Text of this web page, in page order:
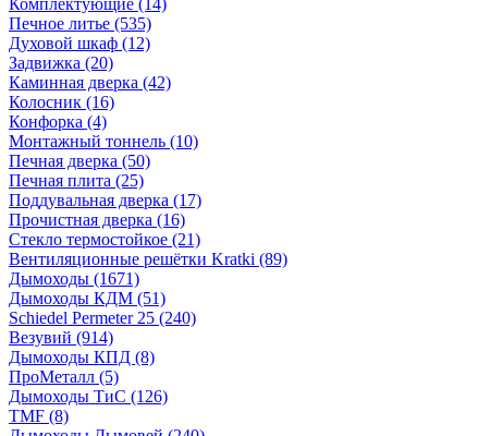
Комплектующие (14)
Печное литье (535)
Духовой шкаф (12)
Задвижка (20)
Каминная дверка (42)
Колосник (16)
Конфорка (4)
Монтажный тоннель (10)
Печная дверка (50)
Печная плита (25)
Поддувальная дверка (17)
Прочистная дверка (16)
Стекло термостойкое (21)
Вентиляционные решётки Kratki (89)
Дымоходы (1671)
Дымоходы КДМ (51)
Schiedel Permeter 25 (240)
Везувий (914)
Дымоходы КПД (8)
ПроМеталл (5)
Дымоходы ТиС (126)
TMF (8)